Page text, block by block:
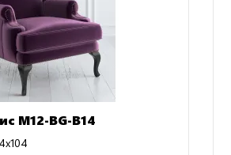
M12-BG-B14